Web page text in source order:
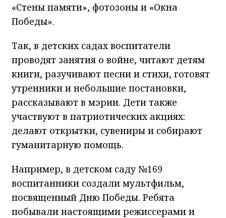
«Стены памяти», фотозоны и «Окна
Победы».
Так, в детских садах воспитатели
проводят занятия о войне, читают детям
книги, разучивают песни и стихи, готовят
утренники и небольшие постановки,
рассказывают в мэрии. Дети также
участвуют в патриотических акциях:
делают открытки, сувениры и собирают
гуманитарную помощь.
Например, в детском саду №169
воспитанники создали мультфильм,
посвященный Дню Победы. Ребята
побывали настоящими режиссерами и